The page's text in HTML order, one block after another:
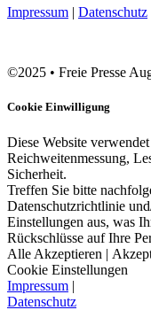
Impressum | Datenschutz
©2025 • Freie Presse
Cookie Einwilligung
Diese Website
Reichweitenmessung,
Sicherheit.
Treffen Sie bitte
Datenschutzrichtlinie
Einstellungen aus, was
Rückschlüsse auf Ihre
Alle Akzeptieren |
Cookie Einstellungen
Impressum |
Datenschutz